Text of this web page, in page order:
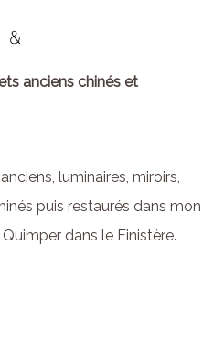
anciens chinés et
luminaires, miroirs,
puis restaurés dans mon
dans le Finistère.